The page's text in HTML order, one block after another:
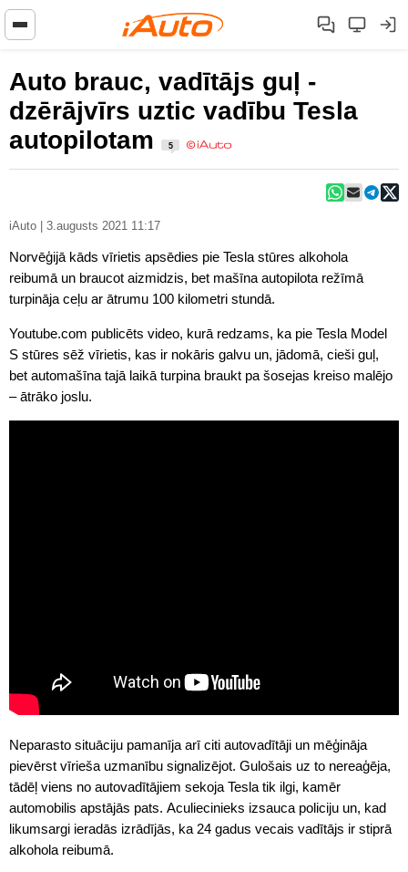
Auto brauc, vadītājs guļ -
dzērājvīrs uztic vadību Tesla
autopilotam
5
iAuto | 3.augusts 2021 11:17
Norvēģijā kāds vīrietis apsēdies pie Tesla stūres alkohola
reibumā un braucot aizmidzis, bet mašīna autopilota režīmā
turpināja ceļu ar ātrumu 100 kilometri stundā.
Youtube.com publicēts video, kurā redzams, ka pie Tesla Model
S stūres sēž vīrietis, kas ir nokāris galvu un, jādomā, cieši guļ,
bet automašīna tajā laikā turpina braukt pa šosejas kreiso malējo
– ātrāko joslu.
Neparasto situāciju pamanīja arī citi autovadītāji un mēģināja
pievērst vīrieša uzmanību signalizējot. Gulošais uz to nereaģēja,
tādēļ viens no autovadītājiem sekoja Tesla tik ilgi, kamēr
automobilis apstājās pats. Aculiecinieks izsauca policiju un, kad
likumsargi ieradās izrādījās, ka 24 gadus vecais vadītājs ir stiprā
alkohola reibumā.